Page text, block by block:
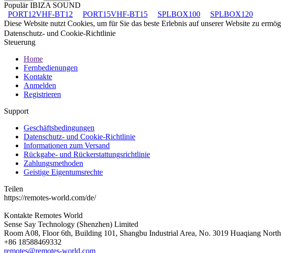
Populär IBIZA SOUND
PORT12VHF-BT12
PORT15VHF-BT15 SPLBOX100
SPLBOX120
Diese Website nutzt Cookies, um für Sie das beste Erlebnis auf unserer Website zu
Datenschutz- und Cookie-Richtlinie
Steuerung
Home
Fernbedienungen
Kontakte
Anmelden
Registrieren
Support
Geschäftsbedingungen
Datenschutz- und Cookie-Richtlinie
Informationen zum Versand
Rückgabe- und Rückerstattungsrichtlinie
Zahlungsmethoden
Geistige Eigentumsrechte
Teilen
https://remotes-world.com/de/
Kontakte Remotes World
Sense Say Technology (Shenzhen) Limited
Room A08, Floor 6th, Building 101, Shangbu Industrial Area, No. 3019 Huaqiang
+86 18588469332
remotes@remotes-world.com